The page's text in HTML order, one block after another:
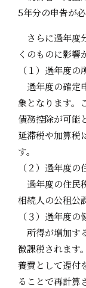
5年分の申告が
さらに過年度
くのものに影響
（１）過年度
過年度の確定
象となります。
債務控除が可能
延滞税や加算税
す。
（２）過年度
過年度の住民
相続人の公租公
（３）過年度
所得が増加す
徴課税されます
養費として還付
ることで再計算